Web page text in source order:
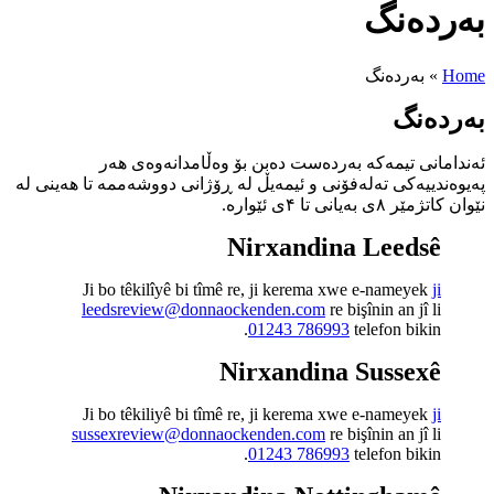
وەڵامدانەوەی هەر
ڕۆژانی دووشەممە تا هەینی لە
Ji bo têkilîyê bi tîmê
Ji bo têkiliyê bi tîmê